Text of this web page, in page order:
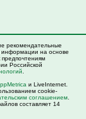
рекомендательные
информации на основе
Российской
и LiveInternet.
cookie-
соглашением
составляет 14